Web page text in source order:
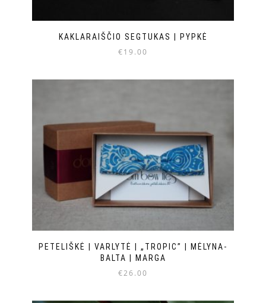
KAKLARAIŠČIO SEGTUKAS | PYPKĖ
€19.00
PETELIŠKĖ | VARLYTĖ | „TROPIC” | MĖLYNA-
BALTA | MARGA
€26.00